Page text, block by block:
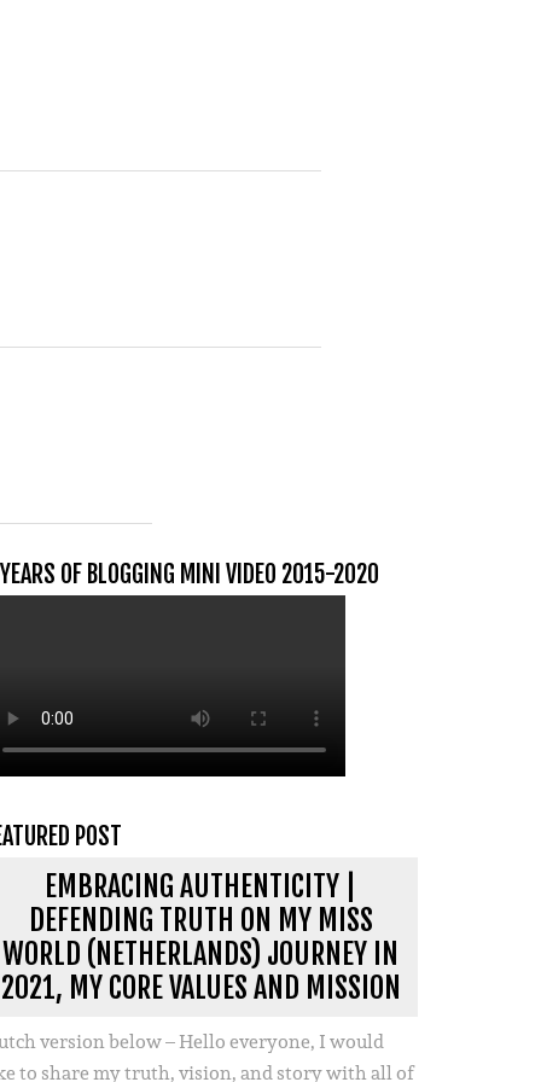
OF BLOGGING MINI VIDEO 2015-2020
POST
EMBRACING AUTHENTICITY |
DEFENDING TRUTH ON MY MISS
WORLD (NETHERLANDS) JOURNEY IN
2021, MY CORE VALUES AND MISSION
version below – Hello everyone, I would
to share my truth, vision, and story with all of